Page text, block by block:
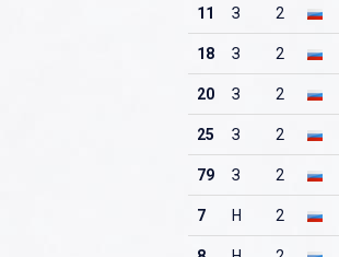
11 З 2
18 З 2
20 З 2
25 З 2
79 З 2
7 Н 2